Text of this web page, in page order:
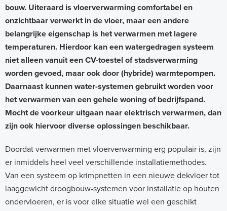
bouw. Uiteraard is vloerverwarming comfortabel en
onzichtbaar verwerkt in de vloer, maar een andere
belangrijke eigenschap is het verwarmen met lagere
temperaturen. Hierdoor kan een watergedragen systeem
niet alleen vanuit een CV-toestel of stadsverwarming
worden gevoed, maar ook door (hybride) warmtepompen.
Daarnaast kunnen water-systemen gebruikt worden voor
het verwarmen van een gehele woning of bedrijfspand.
Mocht de voorkeur uitgaan naar elektrisch verwarmen, dan
zijn ook hiervoor diverse oplossingen beschikbaar.
Doordat verwarmen met vloerverwarming erg populair is, zijn
er inmiddels heel veel verschillende installatiemethodes.
Van een systeem op krimpnetten in een nieuwe dekvloer tot
laaggewicht droogbouw-systemen voor installatie op houten
ondervloeren, er is voor elke situatie wel een geschikt